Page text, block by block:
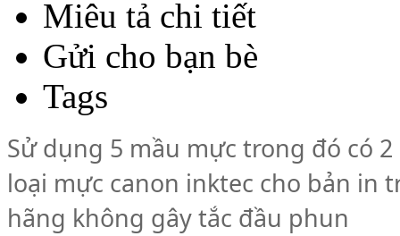
Miêu tả chi tiết
Gửi cho bạn bè
Tags
Sử dụng 5 mầu mực trong đó có
loại mực canon inktec cho bản in
hãng không gây tắc đầu phun